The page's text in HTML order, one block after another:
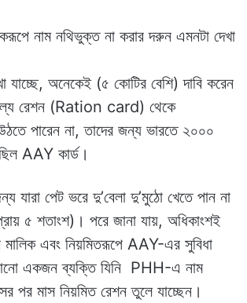
নাম নথিভুক্ত না করার দরুন এমনটা দেখা
যাচ্ছে, অনেকেই (৫ কোটির বেশি) দাবি করেন
রেশন (Ration card) থেকে
পারেন না, তাদের জন্য ভারতে ২০০০
AAY কার্ড।
যারা পেট ভরে দু’বেলা দু’মুঠো খেতে পান না
৫ শতাংশ)। পরে জানা যায়, অধিকাংশই
মালিক এবং নিয়মিতরূপে AAY-এর সুবিধা
একজন ব্যক্তি যিনি PHH-এ নাম
পর মাস নিয়মিত রেশন‌ তুলে যাচ্ছেন।